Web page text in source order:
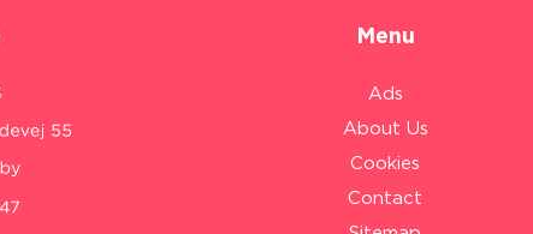
Menu
Ads
About Us
Cookies
Contact